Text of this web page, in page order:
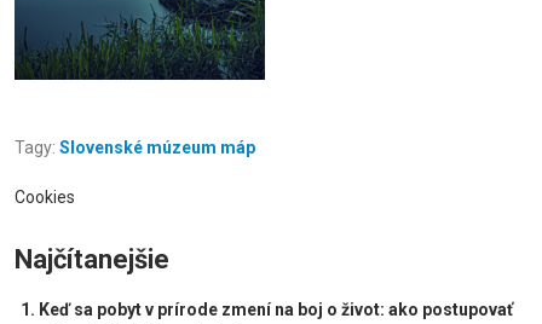
Tagy: Slovenské múzeum máp
Cookies
Najčítanejšie
Keď sa pobyt v prírode zmení na boj o život: ako postupovať